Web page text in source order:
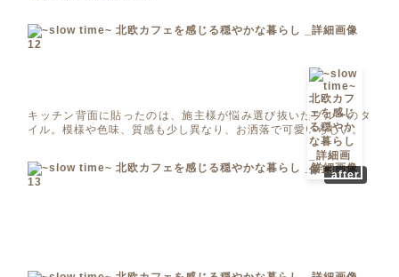
キッチン背面に貼ったのは、施主様が悩み選び抜いたブルーのタ
イル。模様や色味、質感も少し異なり、お洒落で可愛いらしい。
after